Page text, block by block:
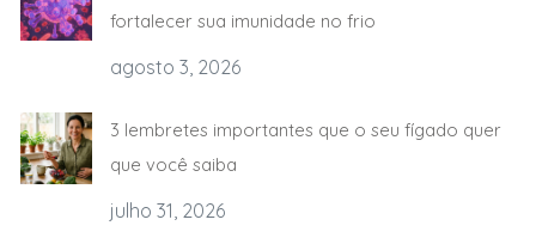
fortalecer sua imunidade no frio
agosto 3, 2026
3 lembretes importantes que o seu fígado quer
que você saiba
julho 31, 2026